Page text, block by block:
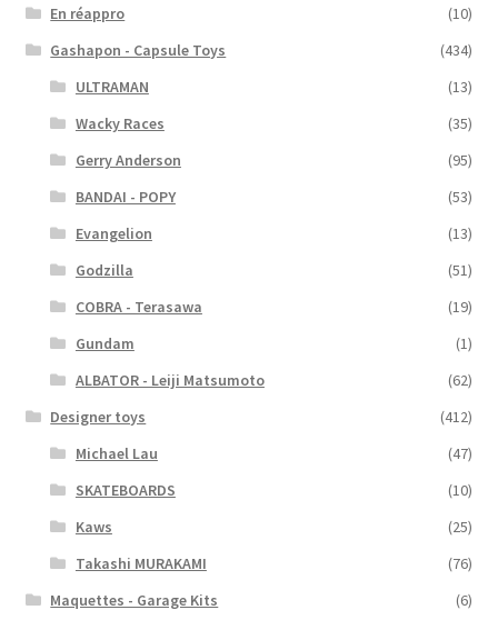
En réappro
(10)
Gashapon - Capsule Toys
(434)
ULTRAMAN
(13)
Wacky Races
(35)
Gerry Anderson
(95)
BANDAI - POPY
(53)
Evangelion
(13)
Godzilla
(51)
COBRA - Terasawa
(19)
Gundam
(1)
ALBATOR - Leiji Matsumoto
(62)
Designer toys
(412)
Michael Lau
(47)
SKATEBOARDS
(10)
Kaws
(25)
Takashi MURAKAMI
(76)
Maquettes - Garage Kits
(6)